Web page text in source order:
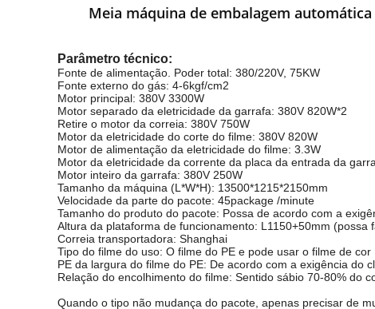
Meia máquina de embalagem
Parâmetro técnico:
Fonte de alimentação. Poder total: 380/220V, 75KW
Fonte externo do gás: 4-6kgf/cm2
Motor principal: 380V 3300W
Motor separado da eletricidade da garrafa: 380V 820W*2
Retire o motor da correia: 380V 750W
Motor da eletricidade do corte do filme: 380V 820W
Motor de alimentação da eletricidade do filme: 3.3W
Motor da eletricidade da corrente da placa da entrada da
Motor inteiro da garrafa: 380V 250W
Tamanho da máquina (L*W*H): 13500*1215*2150mm
Velocidade da parte do pacote: 45package /minute
Tamanho do produto do pacote: Possa de acordo com a
Altura da plataforma de funcionamento: L1150+50mm (possa
Correia transportadora: Shanghai
Tipo do filme do uso: O filme do PE e pode usar o filme de cor
PE da largura do filme do PE: De acordo com a exigência do
Relação do encolhimento do filme: Sentido sábio 70-80% do
Quando o tipo não mudança do pacote, apenas precisar de